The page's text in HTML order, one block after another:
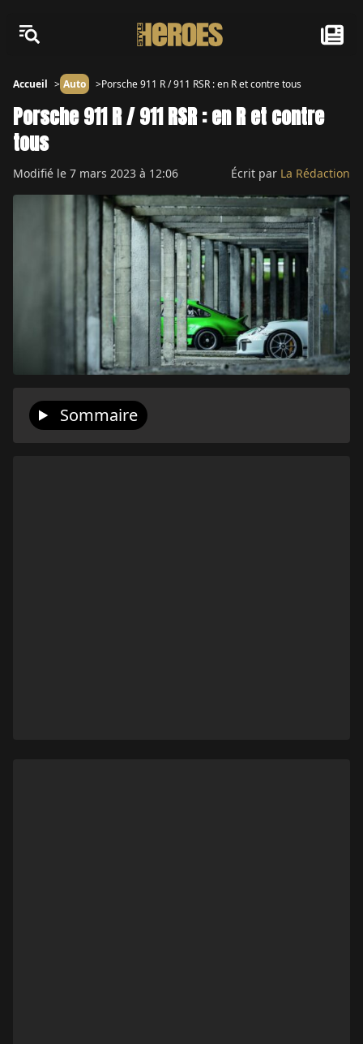
Accueil Auto Porsche 911 R / 911 RSR : en R et contre tous
Porsche 911 R / 911 RSR : en R et contre
tous
Modifié le 7 mars 2023 à 12:06 Écrit par La Rédaction
Sommaire